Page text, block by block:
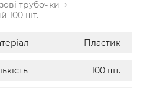
трубочки →
100 шт.
Пластик
100 шт.